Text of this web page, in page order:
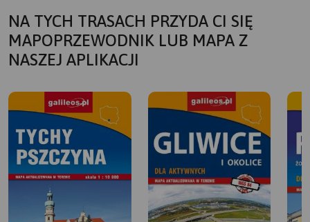
NA TYCH TRASACH PRZYDA CI SIĘ
MAPOPRZEWODNIK LUB MAPA Z
NASZEJ APLIKACJI